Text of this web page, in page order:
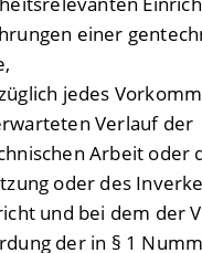
einer
jedes
Verlauf der
Arbeit oder
oder des
und bei dem der
der in § 1